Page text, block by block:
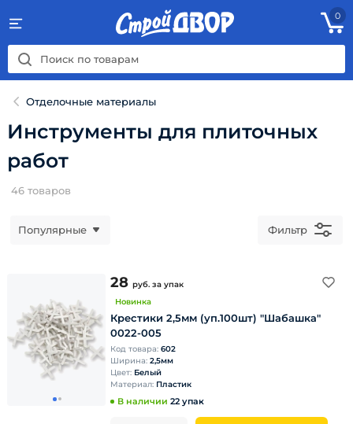
0
Отделочные материалы
Инструменты для плиточных
работ
46 товаров
Популярные Фильтр
28 руб. за упак
Новинка
Крестики 2,5мм (уп.100шт) "Шабашка"
0022-005
Код товара: 602
Ширина: 2,5мм
Цвет: Белый
Материал: Пластик
В наличии 22 упак